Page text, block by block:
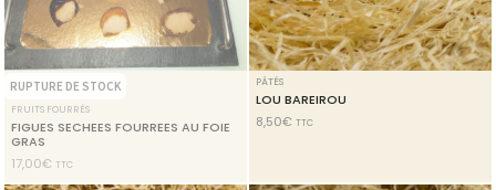
RUPTURE DE STOCK
FRUITS FOURRÉS
FIGUES SECHEES FOURREES AU FOIE
GRAS
17,00€ TTC
PÂTÉS
LOU BAREIROU
8,50€ TTC